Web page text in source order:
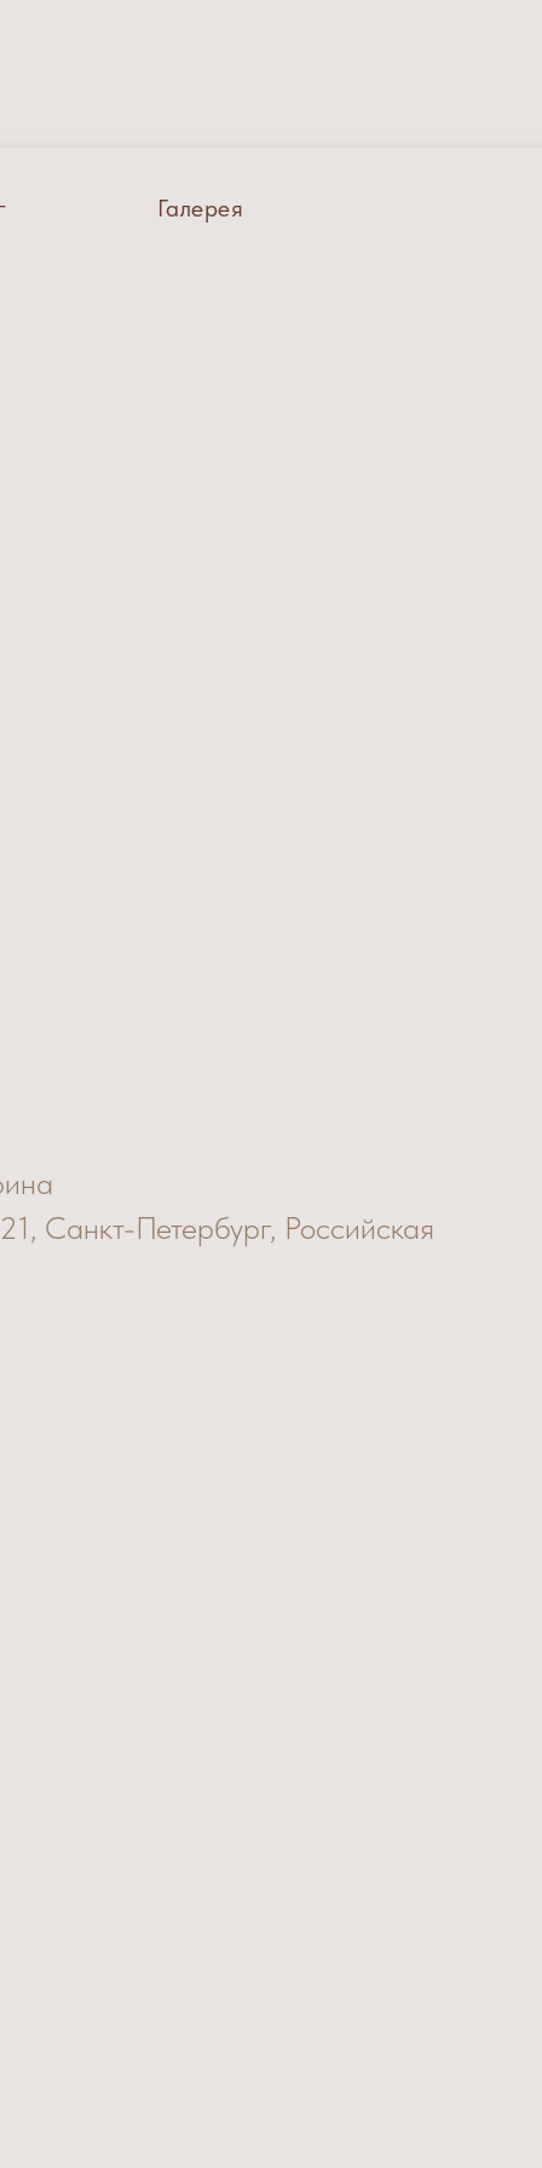
Галерея
Санкт-Петербург, Российская